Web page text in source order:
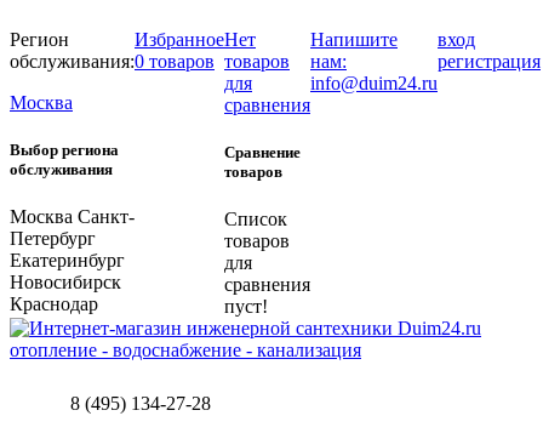
Регион
обслуживания:
Москва
Выбор региона
обслуживания
Москва Санкт-
Петербург
Екатеринбург
Новосибирск
Краснодар
Избранное
0 товаров
Нет
товаров
для
сравнения
Сравнение
товаров
Список
товаров
для
сравнения
пуст!
Напишите
нам:
info@duim24.ru
вход
регистрация
отопление - водоснабжение - канализация
8 (495) 134-27-28